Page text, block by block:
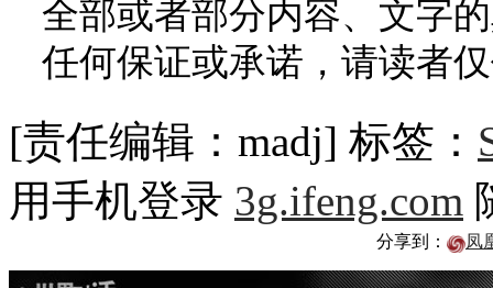
全部或者部分内容、文字
任何保证或承诺，请读者
[责任编辑：madj] 标签：
用手机登录 3g.ifeng.com
分享到： 凤